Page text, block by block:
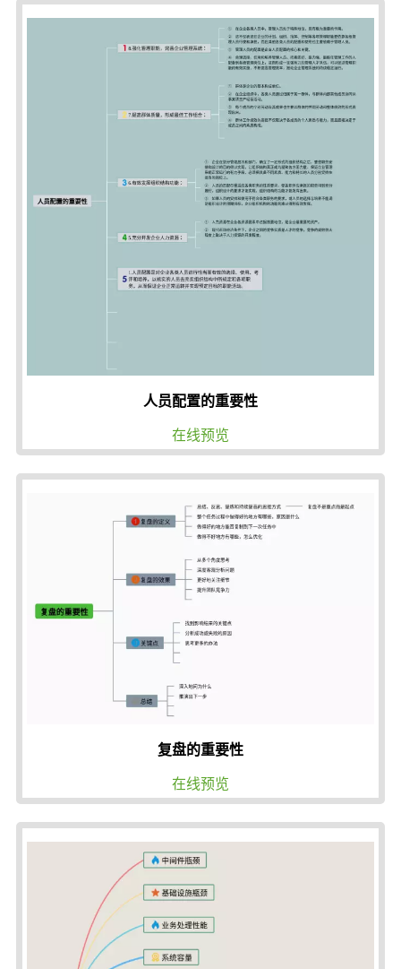
人员配置的重要性
在线预览
复盘的重要性
在线预览